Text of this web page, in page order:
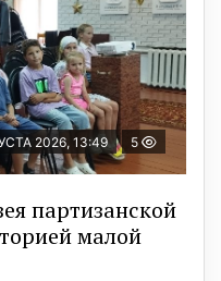
2026, 13:49 5
партизанской
малой